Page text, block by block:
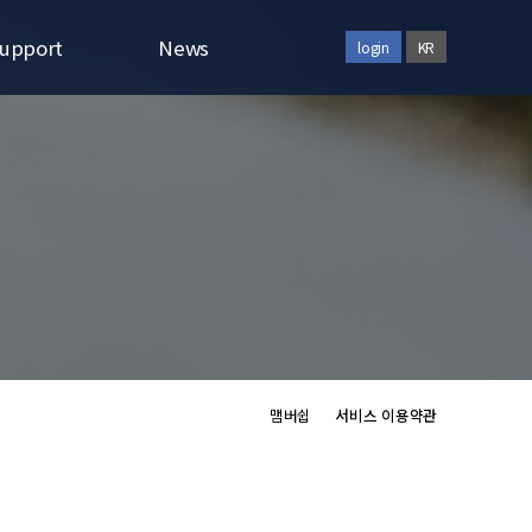
News login KR
맴버쉽 서비스 이용약관